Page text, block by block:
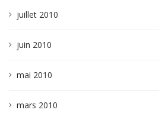
juillet 2010
juin 2010
mai 2010
mars 2010